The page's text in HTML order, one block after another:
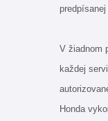
V žiadnom
každej
Honda